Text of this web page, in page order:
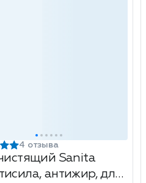
4 отзыва
Sanita
антижир, для